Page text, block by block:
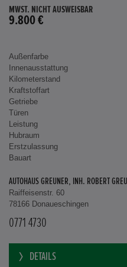
MWST. NICHT AUSWEISBAR
9.800 €
Außenfarbe
Innenausstattung
Kilometerstand
Kraftstoffart
Getriebe
Türen
Leistung
Hubraum
Erstzulassung
Bauart
AUTOHAUS GREUNER, INH. ROBERT
Raiffeisenstr. 60
78166 Donaueschingen
0771 4730
DETAILS